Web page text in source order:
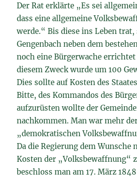
Der Rat erklärte „Es sei
dass eine allgemeine
werde.“ Bis diese ins Leben
Gengenbach neben dem
noch eine Bürgerwache errichtet
diesem Zweck wurde um 100
Dies sollte auf Kosten des
Bitte, des Kommandos des
aufzurüsten wollte der
nachkommen. Man war mehr
„demokratischen
Da die Regierung dem Wunsche
Kosten der „Volksbewaffnung“
beschloss man am 17. März